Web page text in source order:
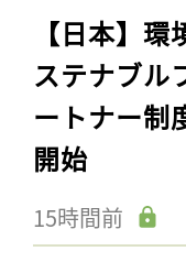
【日本】
ステナブル
ートナー制
開始
15時間前